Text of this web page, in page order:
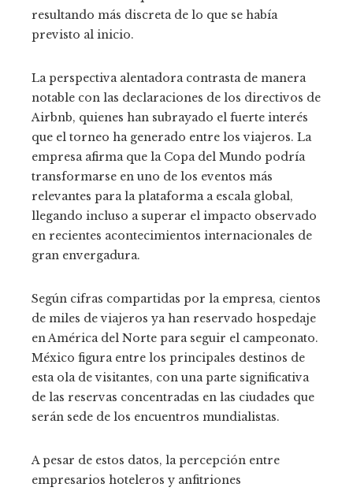
resultando más discreta de lo que se había
previsto al inicio.
La perspectiva alentadora contrasta de manera
notable con las declaraciones de los directivos de
Airbnb, quienes han subrayado el fuerte interés
que el torneo ha generado entre los viajeros. La
empresa afirma que la Copa del Mundo podría
transformarse en uno de los eventos más
relevantes para la plataforma a escala global,
llegando incluso a superar el impacto observado
en recientes acontecimientos internacionales de
gran envergadura.
Según cifras compartidas por la empresa, cientos
de miles de viajeros ya han reservado hospedaje
en América del Norte para seguir el campeonato.
México figura entre los principales destinos de
esta ola de visitantes, con una parte significativa
de las reservas concentradas en las ciudades que
serán sede de los encuentros mundialistas.
A pesar de estos datos, la percepción entre
empresarios hoteleros y anfitriones